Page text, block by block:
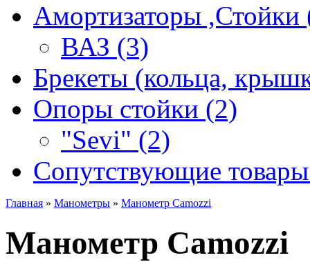
Амортизаторы ,Стойки
ВАЗ (3)
Брекеты (кольца,
Опоры стойки (2)
"Sevi" (2)
Сопутствующие
Главная » Манометры » Манометр Camozzi
Манометр Camozzi